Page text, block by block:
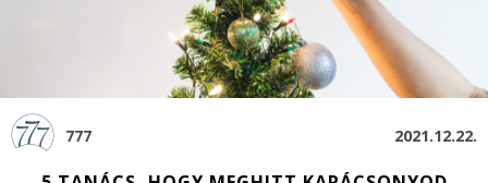
777 2021.12.22.